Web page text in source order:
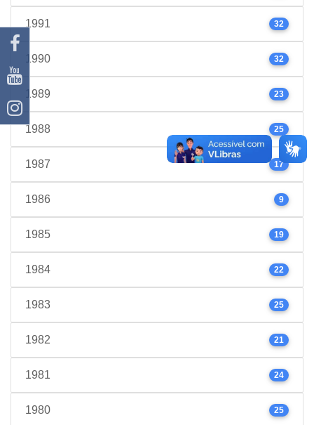
1991 32
1990 32
1989 23
1988 25
1987 17
1986 9
1985 19
1984 22
1983 25
1982 21
1981 24
1980 25